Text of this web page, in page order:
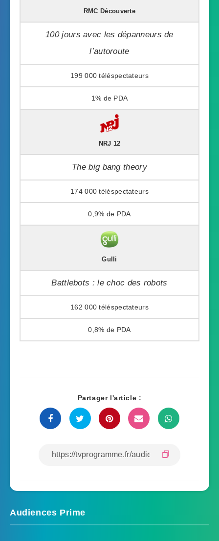
RMC Découverte
100 jours avec les dépanneurs de
l’autoroute
199 000
1%
NRJ 12
The big bang theory
174 000
0,9%
Gulli
Battlebots : le choc des robots
162 000
0,8%
Partager l'article :
Audiences Prime